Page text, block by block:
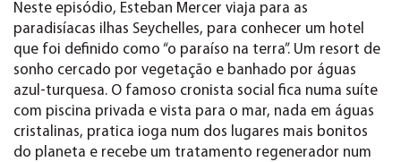
Neste episódio, Esteban Mercer viaja para as
paradisíacas ilhas Seychelles, para conhecer um hotel
que foi definido como “o paraíso na terra”. Um resort de
sonho cercado por vegetação e banhado por águas
azul-turquesa. O famoso cronista social fica numa suíte
com piscina privada e vista para o mar, nada em águas
cristalinas, pratica ioga num dos lugares mais bonitos
do planeta e recebe um tratamento regenerador num